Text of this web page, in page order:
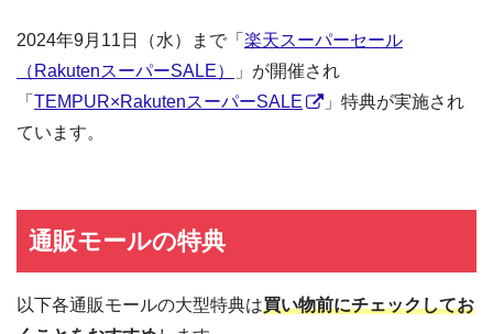
2024年9月11日（水）まで「 楽天スーパーセール
（RakutenスーパーSALE）
」が開催され
「 TEMPUR×RakutenスーパーSALE
」特典が実施され
ています。
通販モールの特典
以下各通販モールの大型特典は買い物前にチェックしてお